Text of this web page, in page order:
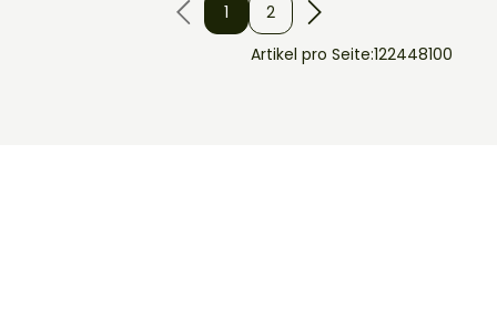
1
2
Artikel pro Seite:122448100